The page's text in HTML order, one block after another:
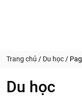
Trang chủ / Du học /
Du học